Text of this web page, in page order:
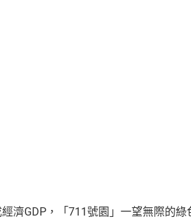
濟GDP，「711號園」一望無際的綠